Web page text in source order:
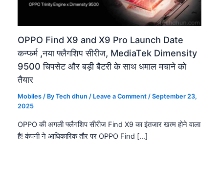
OPPO Find X9 and X9 Pro Launch Date
कन्फर्म ,नया फ्लैगशिप सीरीज, MediaTek Dimensity
9500 चिपसेट और बड़ी बैटरी के साथ धमाल मचाने को
तैयार
Mobiles / ByTech dhun / Leave a Comment /September 23,
2025
OPPO की अगली फ्लैगशिप सीरीज Find X9 का इंतजार खत्म होने वाला
है! कंपनी ने आधिकारिक तौर पर OPPO Find […]